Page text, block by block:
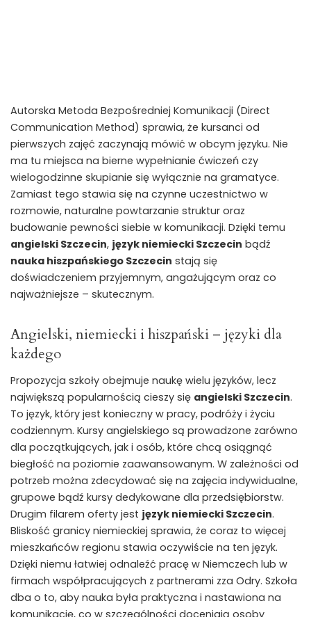
Autorska Metoda Bezpośredniej Komunikacji (Direct
Communication Method) sprawia, że kursanci od
pierwszych zajęć zaczynają mówić w obcym języku. Nie
ma tu miejsca na bierne wypełnianie ćwiczeń czy
wielogodzinne skupianie się wyłącznie na gramatyce.
Zamiast tego stawia się na czynne uczestnictwo w
rozmowie, naturalne powtarzanie struktur oraz
budowanie pewności siebie w komunikacji. Dzięki temu
angielski Szczecin, język niemiecki Szczecin bądź
nauka hiszpańskiego Szczecin stają się
doświadczeniem przyjemnym, angażującym oraz co
najważniejsze – skutecznym.
Angielski, niemiecki i hiszpański – języki dla
każdego
Propozycja szkoły obejmuje naukę wielu języków, lecz
największą popularnością cieszy się angielski Szczecin.
To język, który jest konieczny w pracy, podróży i życiu
codziennym. Kursy angielskiego są prowadzone zarówno
dla początkujących, jak i osób, które chcą osiągnąć
biegłość na poziomie zaawansowanym. W zależności od
potrzeb można zdecydować się na zajęcia indywidualne,
grupowe bądź kursy dedykowane dla przedsiębiorstw.
Drugim filarem oferty jest język niemiecki Szczecin.
Bliskość granicy niemieckiej sprawia, że coraz to więcej
mieszkańców regionu stawia oczywiście na ten język.
Dzięki niemu łatwiej odnaleźć pracę w Niemczech lub w
firmach współpracujących z partnerami zza Odry. Szkoła
dba o to, aby nauka była praktyczna i nastawiona na
komunikację, co w szczególności doceniają osoby